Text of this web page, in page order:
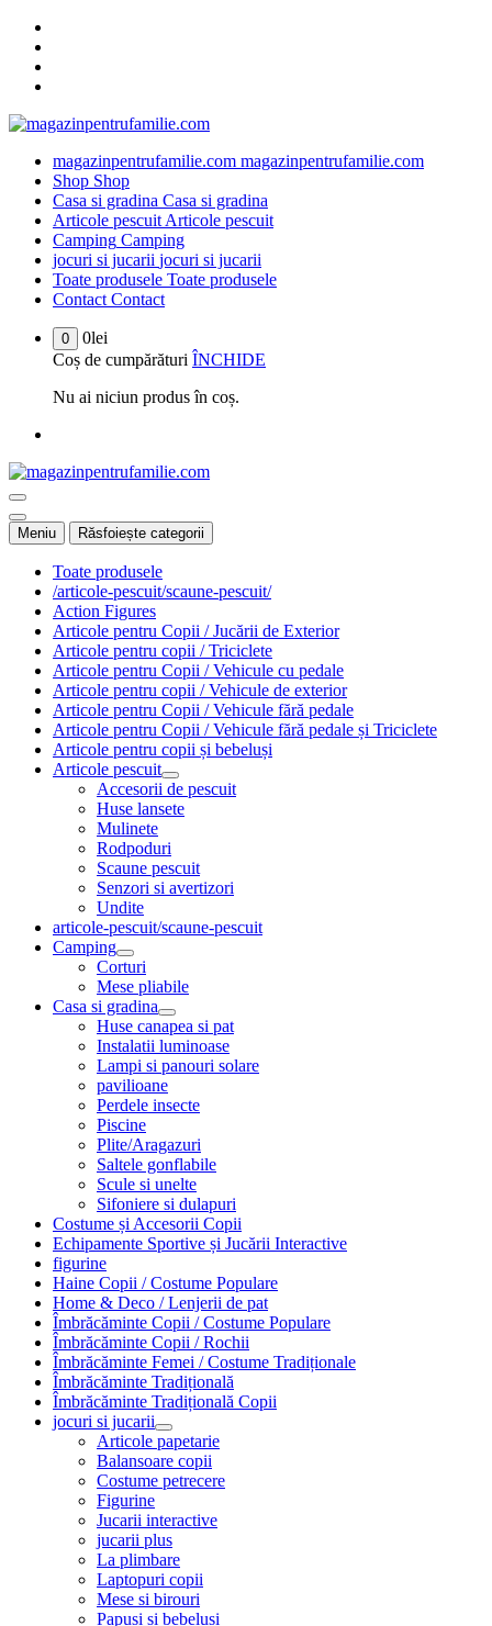
conținut
magazinpentrufamilie.com magazinpentrufamilie.com
Shop Shop
Casa si gradina Casa si gradina
Articole pescuit Articole pescuit
Camping Camping
jocuri si jucarii jocuri si jucarii
Toate produsele Toate produsele
Contact Contact
0 0lei
Coș de cumpărături ÎNCHIDE
Nu ai niciun produs în coș.
Meniu Răsfoiește categorii
Toate produsele
/articole-pescuit/scaune-pescuit/
Action Figures
Articole pentru Copii / Jucării de Exterior
Articole pentru copii / Triciclete
Articole pentru Copii / Vehicule cu pedale
Articole pentru copii / Vehicule de exterior
Articole pentru Copii / Vehicule fără pedale
Articole pentru Copii / Vehicule fără pedale și Triciclete
Articole pentru copii și bebeluși
Articole pescuit
Accesorii de pescuit
Huse lansete
Mulinete
Rodpoduri
Scaune pescuit
Senzori si avertizori
Undite
articole-pescuit/scaune-pescuit
Camping
Corturi
Mese pliabile
Casa si gradina
Huse canapea si pat
Instalatii luminoase
Lampi si panouri solare
pavilioane
Perdele insecte
Piscine
Plite/Aragazuri
Saltele gonflabile
Scule si unelte
Sifoniere si dulapuri
Costume și Accesorii Copii
Echipamente Sportive și Jucării Interactive
figurine
Haine Copii / Costume Populare
Home & Deco / Lenjerii de pat
Îmbrăcăminte Copii / Costume Populare
Îmbrăcăminte Copii / Rochii
Îmbrăcăminte Femei / Costume Tradiționale
Îmbrăcăminte Tradițională
Îmbrăcăminte Tradițională Copii
jocuri si jucarii
Articole papetarie
Balansoare copii
Costume petrecere
Figurine
Jucarii interactive
jucarii plus
La plimbare
Laptopuri copii
Mese si birouri
Papusi si bebelusi